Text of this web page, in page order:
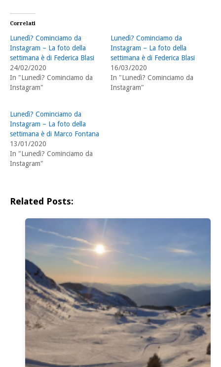
Correlati
Lunedì? Cominciamo da
Instagram – La foto della
settimana è di Federica Blasi
24/02/2020
In "Lunedì? Cominciamo da
Instagram"
Lunedì? Cominciamo da
Instagram – La foto della
settimana è di Federica Blasi
16/03/2020
In "Lunedì? Cominciamo da
Instagram"
Lunedì? Cominciamo da
Instagram – La foto della
settimana è di Marco Fontana
13/01/2020
In "Lunedì? Cominciamo da
Instagram"
Related Posts: